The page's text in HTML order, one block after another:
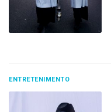
ENTRETENIMENTO